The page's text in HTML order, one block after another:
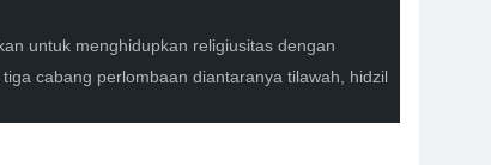
untuk menghidupkan religiusitas dengan
cabang perlombaan diantaranya tilawah, hidzil